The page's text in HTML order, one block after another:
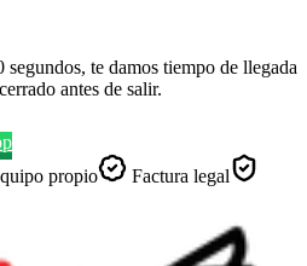
segundos, te damos tiempo de llegada
antes de salir.
propio
Factura legal